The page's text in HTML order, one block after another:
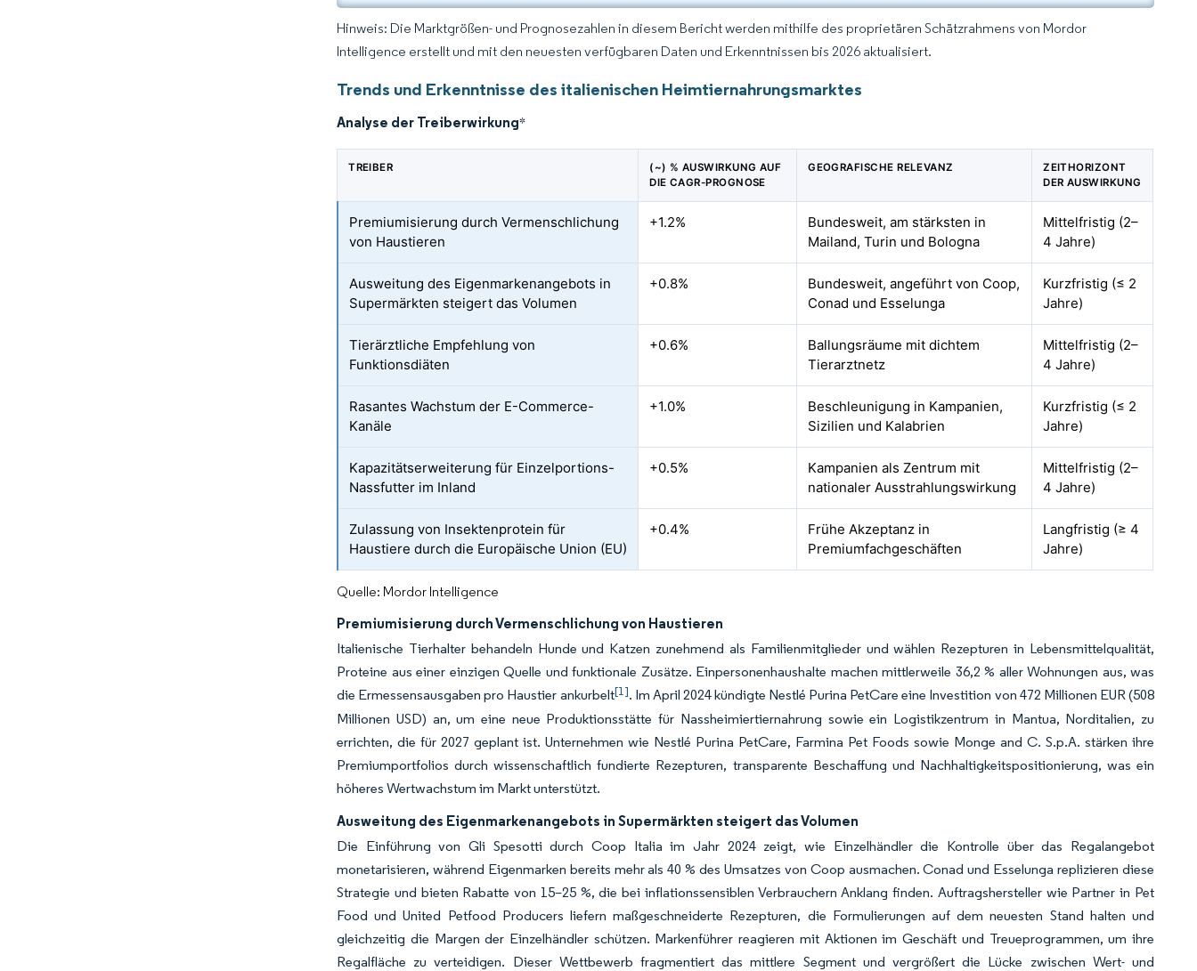
Hinweis: Die Marktgrößen- und Prognosezahlen in diesem Bericht werden mithilfe des proprietären Schätzrahmens von Mordor
Intelligence erstellt und mit den neuesten verfügbaren Daten und Erkenntnissen bis 2026 aktualisiert.
Trends und Erkenntnisse des italienischen Heimtiernahrungsmarktes
Analyse der Treiberwirkung*
TREIBER
(~) % AUSWIRKUNG AUF
DIE CAGR-PROGNOSE
GEOGRAFISCHE RELEVANZ
ZEITHORIZONT
DER AUSWIRKUNG
Premiumisierung durch Vermenschlichung
von Haustieren
+1.2%
Bundesweit, am stärksten in
Mailand, Turin und Bologna
Mittelfristig (2–
4 Jahre)
Ausweitung des Eigenmarkenangebots in
Supermärkten steigert das Volumen
+0.8%
Bundesweit, angeführt von Coop,
Conad und Esselunga
Kurzfristig (≤ 2
Jahre)
Tierärztliche Empfehlung von
Funktionsdiäten
+0.6%
Ballungsräume mit dichtem
Tierarztnetz
Mittelfristig (2–
4 Jahre)
Rasantes Wachstum der E-Commerce-
Kanäle
+1.0%
Beschleunigung in Kampanien,
Sizilien und Kalabrien
Kurzfristig (≤ 2
Jahre)
Kapazitätserweiterung für Einzelportions-
Nassfutter im Inland
+0.5%
Kampanien als Zentrum mit
nationaler Ausstrahlungswirkung
Mittelfristig (2–
4 Jahre)
Zulassung von Insektenprotein für
Haustiere durch die Europäische Union (EU)
+0.4%
Frühe Akzeptanz in
Premiumfachgeschäften
Langfristig (≥ 4
Jahre)
Quelle: Mordor Intelligence
Premiumisierung durch Vermenschlichung von Haustieren
Italienische Tierhalter behandeln Hunde und Katzen zunehmend als Familienmitglieder und wählen Rezepturen in Lebensmittelqualität,
Proteine aus einer einzigen Quelle und funktionale Zusätze. Einpersonenhaushalte machen mittlerweile 36,2 % aller Wohnungen aus, was
die Ermessensausgaben pro Haustier ankurbelt[1]. Im April 2024 kündigte Nestlé Purina PetCare eine Investition von 472 Millionen EUR (508
Millionen USD) an, um eine neue Produktionsstätte für Nassheimiertiernahrung sowie ein Logistikzentrum in Mantua, Norditalien, zu
errichten, die für 2027 geplant ist. Unternehmen wie Nestlé Purina PetCare, Farmina Pet Foods sowie Monge and C. S.p.A. stärken ihre
Premiumportfolios durch wissenschaftlich fundierte Rezepturen, transparente Beschaffung und Nachhaltigkeitspositionierung, was ein
höheres Wertwachstum im Markt unterstützt.
Ausweitung des Eigenmarkenangebots in Supermärkten steigert das Volumen
Die Einführung von Gli Spesotti durch Coop Italia im Jahr 2024 zeigt, wie Einzelhändler die Kontrolle über das Regalangebot
monetarisieren, während Eigenmarken bereits mehr als 40 % des Umsatzes von Coop ausmachen. Conad und Esselunga replizieren diese
Strategie und bieten Rabatte von 15–25 %, die bei inflationssensiblen Verbrauchern Anklang finden. Auftragshersteller wie Partner in Pet
Food und United Petfood Producers liefern maßgeschneiderte Rezepturen, die Formulierungen auf dem neuesten Stand halten und
gleichzeitig die Margen der Einzelhändler schützen. Markenführer reagieren mit Aktionen im Geschäft und Treueprogrammen, um ihre
Regalfläche zu verteidigen. Dieser Wettbewerb fragmentiert das mittlere Segment und vergrößert die Lücke zwischen Wert- und